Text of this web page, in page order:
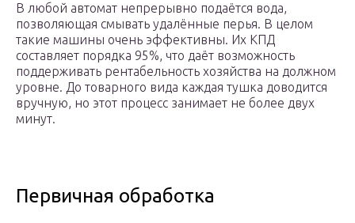
В любой автомат непрерывно подаётся вода,
позволяющая смывать удалённые перья. В целом
такие машины очень эффективны. Их КПД
составляет порядка 95%, что даёт возможность
поддерживать рентабельность хозяйства на должном
уровне. До товарного вида каждая тушка доводится
вручную, но этот процесс занимает не более двух
минут.
Первичная обработка